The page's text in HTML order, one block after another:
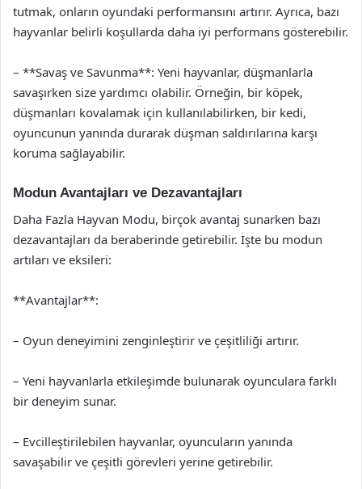
tutmak, onların oyundaki performansını artırır. Ayrıca, bazı
hayvanlar belirli koşullarda daha iyi performans gösterebilir.
– **Savaş ve Savunma**: Yeni hayvanlar, düşmanlarla
savaşırken size yardımcı olabilir. Örneğin, bir köpek,
düşmanları kovalamak için kullanılabilirken, bir kedi,
oyuncunun yanında durarak düşman saldırılarına karşı
koruma sağlayabilir.
Modun Avantajları ve Dezavantajları
Daha Fazla Hayvan Modu, birçok avantaj sunarken bazı
dezavantajları da beraberinde getirebilir. İşte bu modun
artıları ve eksileri:
**Avantajlar**:
– Oyun deneyimini zenginleştirir ve çeşitliliği artırır.
– Yeni hayvanlarla etkileşimde bulunarak oyunculara farklı
bir deneyim sunar.
– Evcilleştirilebilen hayvanlar, oyuncuların yanında
savaşabilir ve çeşitli görevleri yerine getirebilir.